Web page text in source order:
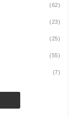
(62)
(23)
(25)
(55)
(7)